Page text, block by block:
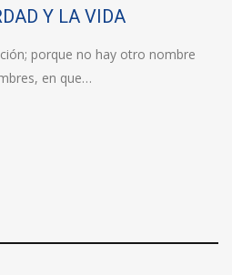
Y LA VIDA
porque no hay otro nombre
en que…